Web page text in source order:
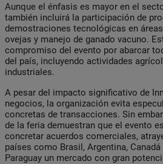
Aunque el énfasis es mayor en el
también incluirá la participación de
demostraciones tecnológicas en
ovejas y manejo de ganado vacuno.
compromiso del evento por abarcar
del país, incluyendo actividades
industriales.
A pesar del impacto significativo de
negocios, la organización evita
concretas de transacciones. Sin
de la feria demuestran que el evento
concretar acuerdos comerciales,
países como Brasil, Argentina,
Paraguay un mercado con gran